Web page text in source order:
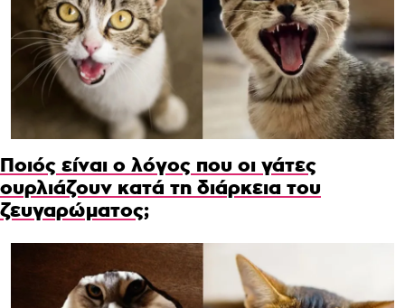
Ποιός είναι ο λόγος που οι γάτες
ουρλιάζουν κατά τη διάρκεια του
ζευγαρώματος;